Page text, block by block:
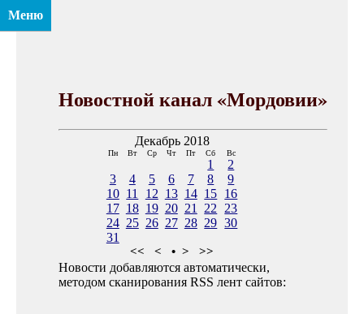
Меню
Новостной канал «Мордовии»
Декабрь 2018
Пн Вт Ср Чт Пт Сб Вс
1
2
3
4 5 6 7 8
9
10 11 12 13 14 15 16
17 18 19 20 21 22
23
24 25 26 27 28 29 30
31
<< < • > >>
Новости добавляются автоматически,
методом сканирования RSS лент сайтов: